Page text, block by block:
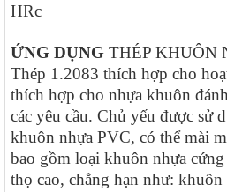
HRc
ỨNG DỤNG THÉP KHUÔN
Thép 1.2083 thích hợp cho
thích hợp cho nhựa khuôn
các yêu cầu. Chủ yếu được sử
khuôn nhựa PVC, có thể mài
bao gồm loại khuôn nhựa
thọ cao, chẳng hạn như: